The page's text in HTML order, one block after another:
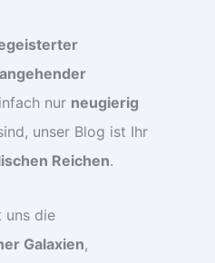
angehender
nur neugierig
unser Blog ist Ihr
Reichen.
uns die
Galaxien,